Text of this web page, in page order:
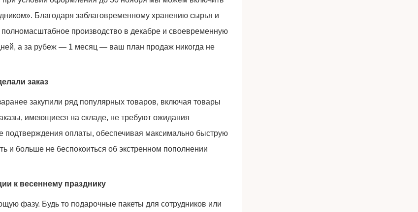
Благодаря заблаговременному хранению сырья и
производство в декабре и своевременную
а за рубеж — 1 месяц — ваш план продаж никогда не
заказ
закупили ряд популярных товаров, включая товары
имеющиеся на складе, не требуют ожидания
подтверждения оплаты, обеспечивая максимально быструю
и больше не беспокоиться об экстренном пополнении
к весеннему празднику
фазу. Будь то подарочные пакеты для сотрудников или